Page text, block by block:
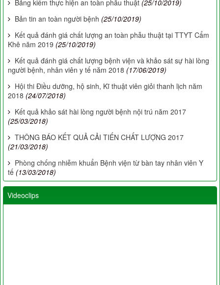
Bảng kiểm thực hiện an toàn phẫu thuật (25/10/2019)
Bản tin an toàn người bệnh (25/10/2019)
Kết quả đánh giá chất lượng an toàn phẫu thuật tại TTYT Cẩm
Khê năm 2019 (25/10/2019)
Kết quả đánh giá chất lượng bệnh viện và khảo sát sự hài lòng
người bệnh, nhân viên y tế năm 2018 (17/06/2019)
Hội thi Điều dưỡng, hộ sinh, Kĩ thuật viên giỏi thanh lịch năm
2018 (24/07/2018)
Kết quả khảo sát hài lòng người bệnh nội trú năm 2017
(25/03/2018)
THÔNG BÁO KẾT QUẢ CẢI TIẾN CHẤT LƯỢNG 2017
(21/03/2018)
Phòng chống nhiễm khuẩn Bệnh viện từ bàn tay nhân viên Y
tế (13/03/2018)
Videoclips